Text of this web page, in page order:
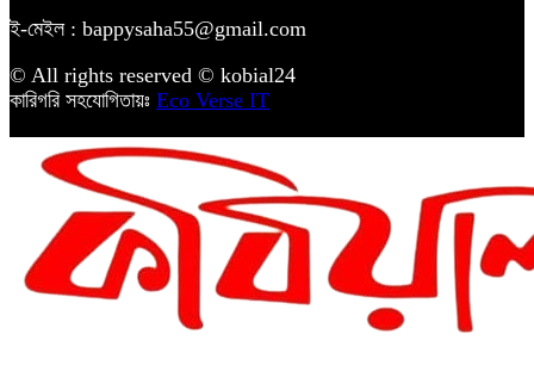
ই-মেইল : bappysaha55@gmail.com
© All rights reserved © kobial24
কারিগরি সহযোগিতায়ঃ Eco Verse IT